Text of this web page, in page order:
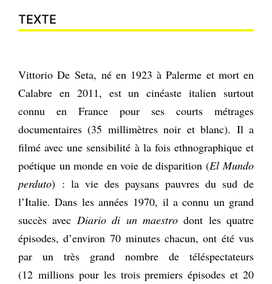
TEXTE
Vittorio De Seta, né en 1923 à Palerme et mort en
Calabre en 2011, est un cinéaste italien surtout
connu en France pour ses courts métrages
documentaires (35 millimètres noir et blanc). Il a
filmé avec une sensibilité à la fois ethnographique et
poétique un monde en voie de disparition (El Mundo
perduto) : la vie des paysans pauvres du sud de
l’Italie. Dans les années 1970, il a connu un grand
succès avec Diario di un maestrodont les quatre
épisodes, d’environ 70 minutes chacun, ont été vus
par un très grand nombre de téléspectateurs
(12 millions pour les trois premiers épisodes et 20